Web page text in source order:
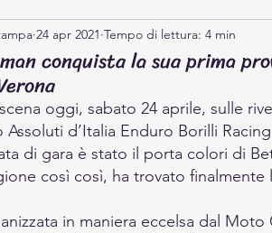
Africa Eco Race
conquista la sua prima
24 apr 2021 Tempo di lettura: 4 min
oggi, sabato 24 aprile, sulle
d’Italia Enduro Borilli
di gara è stato il porta colori di
così così, ha trovato
in maniera eccelsa dal Moto